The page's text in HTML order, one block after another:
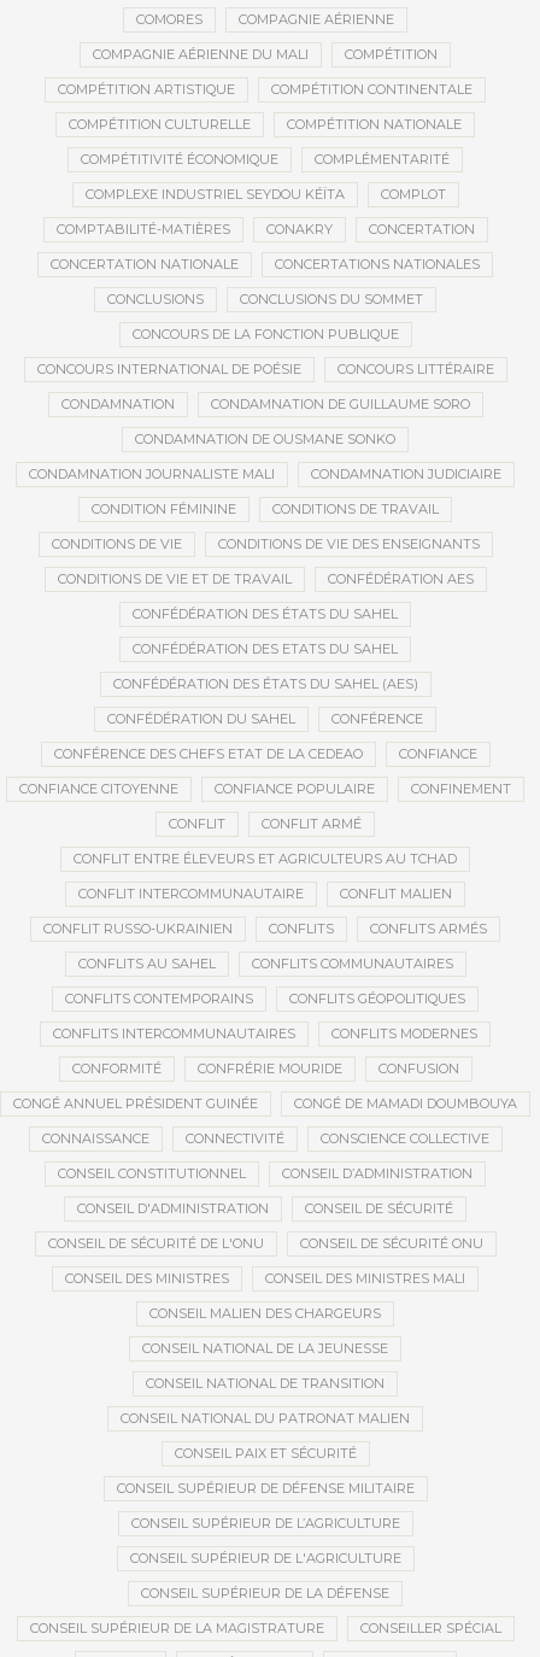
COMORES COMPAGNIE AÉRIENNE
COMPAGNIE AÉRIENNE DU MALI COMPÉTITION
COMPÉTITION ARTISTIQUE COMPÉTITION CONTINENTALE
COMPÉTITION CULTURELLE COMPÉTITION NATIONALE
COMPÉTITIVITÉ ÉCONOMIQUE COMPLÉMENTARITÉ
COMPLEXE INDUSTRIEL SEYDOU KÉÏTA COMPLOT
COMPTABILITÉ-MATIÈRES CONAKRY CONCERTATION
CONCERTATION NATIONALE CONCERTATIONS NATIONALES
CONCLUSIONS CONCLUSIONS DU SOMMET
CONCOURS DE LA FONCTION PUBLIQUE
CONCOURS INTERNATIONAL DE POÉSIE CONCOURS LITTÉRAIRE
CONDAMNATION CONDAMNATION DE GUILLAUME SORO
CONDAMNATION DE OUSMANE SONKO
CONDAMNATION JOURNALISTE MALI CONDAMNATION JUDICIAIRE
CONDITION FÉMININE CONDITIONS DE TRAVAIL
CONDITIONS DE VIE CONDITIONS DE VIE DES ENSEIGNANTS
CONDITIONS DE VIE ET DE TRAVAIL CONFÉDÉRATION AES
CONFÉDÉRATION DES ÉTATS DU SAHEL
CONFÉDÉRATION DES ETATS DU SAHEL
CONFÉDÉRATION DES ÉTATS DU SAHEL (AES)
CONFÉDÉRATION DU SAHEL CONFÉRENCE
CONFÉRENCE DES CHEFS ETAT DE LA CEDEAO CONFIANCE
CONFIANCE CITOYENNE CONFIANCE POPULAIRE CONFINEMENT
CONFLIT CONFLIT ARMÉ
CONFLIT ENTRE ÉLEVEURS ET AGRICULTEURS AU TCHAD
CONFLIT INTERCOMMUNAUTAIRE CONFLIT MALIEN
CONFLIT RUSSO-UKRAINIEN CONFLITS CONFLITS ARMÉS
CONFLITS AU SAHEL CONFLITS COMMUNAUTAIRES
CONFLITS CONTEMPORAINS CONFLITS GÉOPOLITIQUES
CONFLITS INTERCOMMUNAUTAIRES CONFLITS MODERNES
CONFORMITÉ CONFRÉRIE MOURIDE CONFUSION
CONGÉ ANNUEL PRÉSIDENT GUINÉE CONGÉ DE MAMADI DOUMBOUYA
CONNAISSANCE CONNECTIVITÉ CONSCIENCE COLLECTIVE
CONSEIL CONSTITUTIONNEL CONSEIL D’ADMINISTRATION
CONSEIL D'ADMINISTRATION CONSEIL DE SÉCURITÉ
CONSEIL DE SÉCURITÉ DE L'ONU CONSEIL DE SÉCURITÉ ONU
CONSEIL DES MINISTRES CONSEIL DES MINISTRES MALI
CONSEIL MALIEN DES CHARGEURS
CONSEIL NATIONAL DE LA JEUNESSE
CONSEIL NATIONAL DE TRANSITION
CONSEIL NATIONAL DU PATRONAT MALIEN
CONSEIL PAIX ET SÉCURITÉ
CONSEIL SUPÉRIEUR DE DÉFENSE MILITAIRE
CONSEIL SUPÉRIEUR DE L’AGRICULTURE
CONSEIL SUPÉRIEUR DE L'AGRICULTURE
CONSEIL SUPÉRIEUR DE LA DÉFENSE
CONSEIL SUPÉRIEUR DE LA MAGISTRATURE CONSEILLER SPÉCIAL